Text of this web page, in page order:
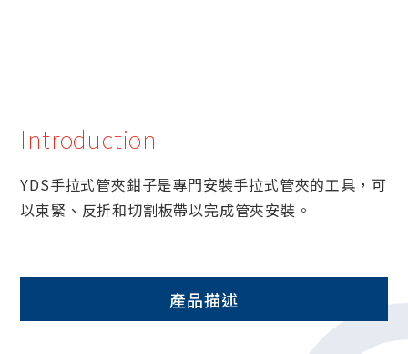
Introduction
YDS手拉式管夾鉗子是專門安裝手拉式管夾的工具，可
以束緊、反折和切割板帶以完成管夾安裝。
產品描述